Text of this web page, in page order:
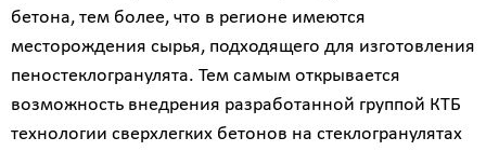
бетона, тем более, что в регионе имеются
месторождения сырья, подходящего для изготовления
пеностеклогранулята. Тем самым открывается
возможность внедрения разработанной группой КТБ
технологии сверхлегких бетонов на стеклогранулятах